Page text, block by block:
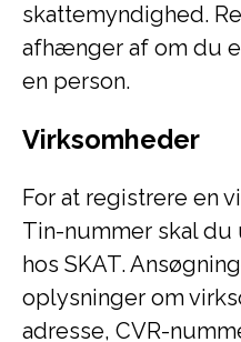
skattemyndighed.
afhænger af om du
en person.
Virksomheder
For at registrere en
Tin-nummer skal
hos SKAT.
oplysninger om
adresse, CVR-